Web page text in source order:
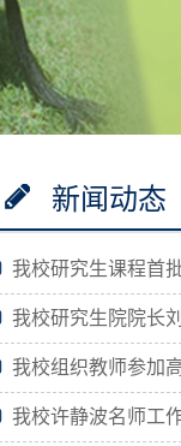
新闻动态
我校研究生课程首
我校研究生院院长
我校组织教师参加
我校许静波名师工